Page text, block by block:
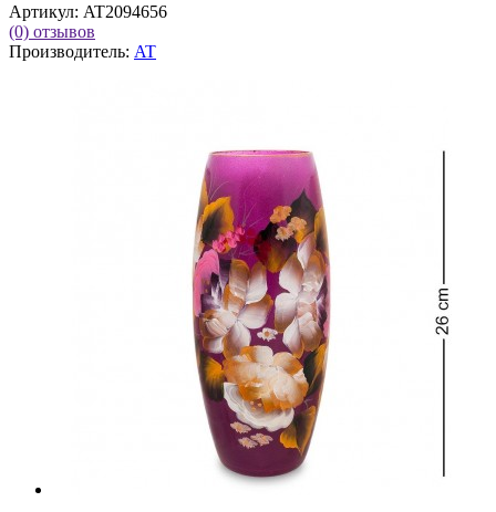
Артикул: AT2094656
(0) отзывов
Производитель: AT